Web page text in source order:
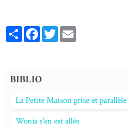
PartagerFacebook
Twitter
BIBLIO
La Petite Maison grise et parallèle
Wonja s'en est allée